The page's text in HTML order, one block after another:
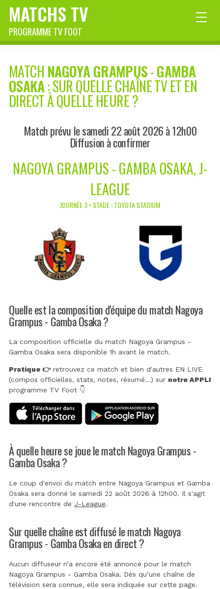
MATCHS TV
PROGRAMME TV FOOT
MATCH NAGOYA GRAMPUS-GAMBA
OSAKA: SUR QUELLE CHAÎNE TV ET EN
DIRECT À QUELLE HEURE ?
Match prévu le samedi 22 août 2026 à 12h00
Diffusion à confirmer
NAGOYA GRAMPUS - GAMBA OSAKA, J-
LEAGUE
JOURNÉE 3 • STADE : TOYOTA STADIUM
Quelle est la composition d'équipe du match Nagoya
Grampus - Gamba Osaka ?
La composition officielle du match Nagoya Grampus -
Gamba Osaka sera disponible 1h avant le match.
Pratique 👉retrouvez ce match et bien d'autres EN LIVE
(compos officielles, stats, notes, résumé...) sur notre APPLI
programme TV Foot 👇
À quelle heure se joue le match Nagoya Grampus -
Gamba Osaka ?
Le coup d'envoi du match entre Nagoya Grampus et Gamba
Osaka sera donné le samedi 22 août 2026 à 12h00. Il s'agit
d'une rencontre de J-League.
Sur quelle chaîne est diffusé le match Nagoya
Grampus - Gamba Osaka en direct ?
Aucun diffuseur n’a encore été annoncé pour le match
Nagoya Grampus - Gamba Osaka. Dès qu’une chaîne de
télévision sera connue, elle sera indiquée sur cette page.